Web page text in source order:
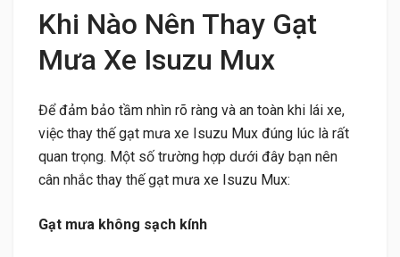
Khi Nào Nên Thay Gạt
Mưa Xe Isuzu Mux
Để đảm bảo tầm nhìn rõ ràng và an toàn khi lái xe,
việc thay thế gạt mưa xe Isuzu Mux đúng lúc là rất
quan trọng. Một số trường hợp dưới đây bạn nên
cân nhắc thay thế gạt mưa xe Isuzu Mux:
Gạt mưa không sạch kính